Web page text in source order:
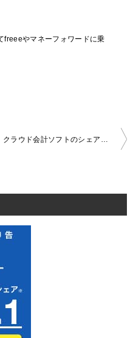
freeeやマネーフォワードに乗
クラウド会計ソフトのシェアランキング最新版！【２０１７年更新】